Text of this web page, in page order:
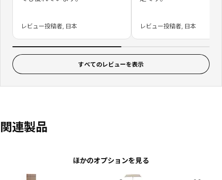
レビュー投稿者, 日本 レビュー投稿者, 日本
すべてのレビューを表示
関連製品
ほかのオプションを見る